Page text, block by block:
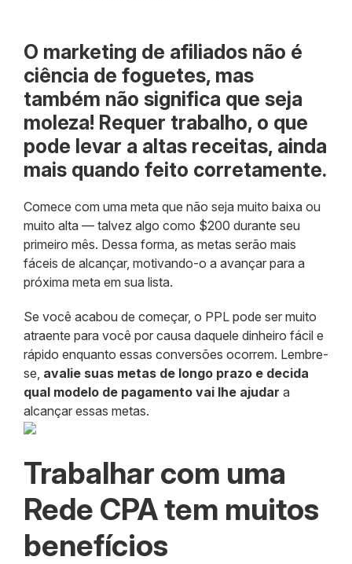
O marketing de afiliados não é
ciência de foguetes, mas
também não significa que seja
moleza! Requer trabalho, o que
pode levar a altas receitas, ainda
mais quando feito corretamente.
Comece com uma meta que não seja muito baixa ou
muito alta — talvez algo como $200 durante seu
primeiro mês. Dessa forma, as metas serão mais
fáceis de alcançar, motivando-o a avançar para a
próxima meta em sua lista.
Se você acabou de começar, o PPL pode ser muito
atraente para você por causa daquele dinheiro fácil e
rápido enquanto essas conversões ocorrem. Lembre-
se, avalie suas metas de longo prazo e decida
qual modelo de pagamento vai lhe ajudar a
alcançar essas metas.
Trabalhar com uma
Rede CPA tem muitos
benefícios